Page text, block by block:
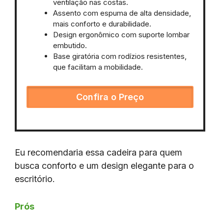
ventilação nas costas.
Assento com espuma de alta densidade,
mais conforto e durabilidade.
Design ergonômico com suporte lombar
embutido.
Base giratória com rodízios resistentes,
que facilitam a mobilidade.
Confira o Preço
Eu recomendaria essa cadeira para quem
busca conforto e um design elegante para o
escritório.
Prós